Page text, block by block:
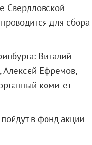
Свердловской
для сбора
Виталий
Алексей Ефремов,
комитет
в фонд акции